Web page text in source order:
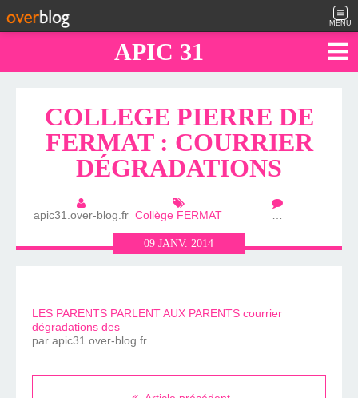
MENU
APIC 31
COLLEGE PIERRE DE
FERMAT : COURRIER
DÉGRADATIONS
apic31.over-blog.fr Collège FERMAT …
09JANV.2014
LES PARENTS PARLENT AUX PARENTS courrier
dégradations des
par apic31.over-blog.fr